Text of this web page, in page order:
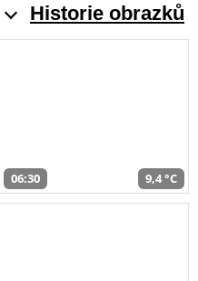
Historie obrazků
06:30 9,4 °C